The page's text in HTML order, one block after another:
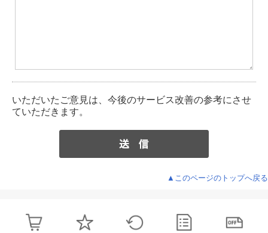
いただいたご意見は、今後のサービス改善の参考にさせ
ていただきます。
▲このページのトップへ戻る